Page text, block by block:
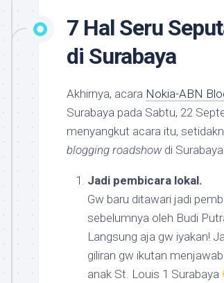
7 Hal Seru
di Surabaya
Akhirnya, acara Nokia-ABN
Surabaya pada Sabtu, 22
menyangkut acara itu,
blogging roadshowdi
Jadi pembicara lokal.
Gw baru ditawari jadi
sebelumnya oleh Budi
Langsung aja gw iyakan!
giliran gw ikutan
anak St. Louis 1 Surabaya